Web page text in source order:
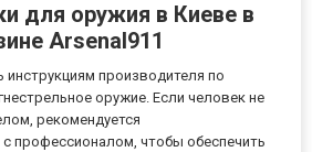
для оружия в Киеве в
Arsenal911
производителя по
оружие. Если человек не
рекомендуется
профессионалом, чтобы обеспечить